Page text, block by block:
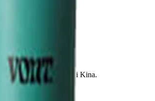
Tillverkas för Vont i Kina.